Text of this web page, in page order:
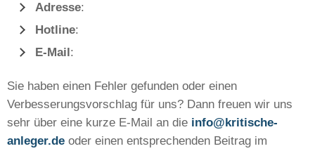
Adresse:
Hotline:
E-Mail:
Sie haben einen Fehler gefunden oder einen
Verbesserungsvorschlag für uns? Dann freuen wir uns
sehr über eine kurze E-Mail an die info@kritische-
anleger.de oder einen entsprechenden Beitrag im